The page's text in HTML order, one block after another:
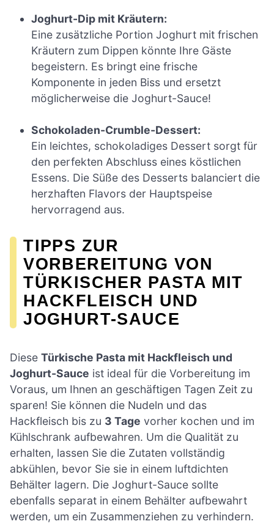
Joghurt-Dip mit Kräutern:
Eine zusätzliche Portion Joghurt mit frischen
Kräutern zum Dippen könnte Ihre Gäste
begeistern. Es bringt eine frische
Komponente in jeden Biss und ersetzt
möglicherweise die Joghurt-Sauce!
Schokoladen-Crumble-Dessert:
Ein leichtes, schokoladiges Dessert sorgt für
den perfekten Abschluss eines köstlichen
Essens. Die Süße des Desserts balanciert die
herzhaften Flavors der Hauptspeise
hervorragend aus.
TIPPS ZUR
VORBEREITUNG VON
TÜRKISCHER PASTA MIT
HACKFLEISCH UND
JOGHURT-SAUCE
Diese Türkische Pasta mit Hackfleisch und
Joghurt-Sauce ist ideal für die Vorbereitung im
Voraus, um Ihnen an geschäftigen Tagen Zeit zu
sparen! Sie können die Nudeln und das
Hackfleisch bis zu 3 Tage vorher kochen und im
Kühlschrank aufbewahren. Um die Qualität zu
erhalten, lassen Sie die Zutaten vollständig
abkühlen, bevor Sie sie in einem luftdichten
Behälter lagern. Die Joghurt-Sauce sollte
ebenfalls separat in einem Behälter aufbewahrt
werden, um ein Zusammenziehen zu verhindern.